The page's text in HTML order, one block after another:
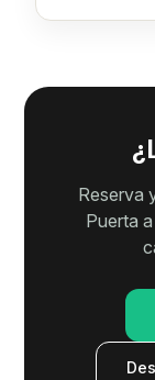
Reserva
Puerta